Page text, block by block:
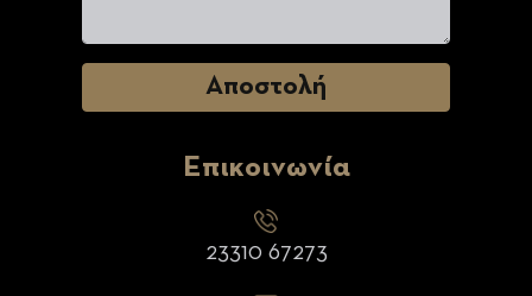
Επικοινωνία
23310 67273